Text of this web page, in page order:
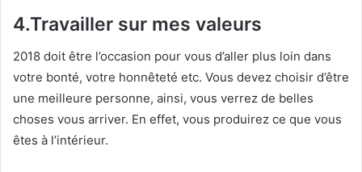
4.Travailler sur mes valeurs
2018 doit être l’occasion pour vous d’aller plus loin dans
votre bonté, votre honnêteté etc. Vous devez choisir d’être
une meilleure personne, ainsi, vous verrez de belles
choses vous arriver. En effet, vous produirez ce que vous
êtes à l’intérieur.